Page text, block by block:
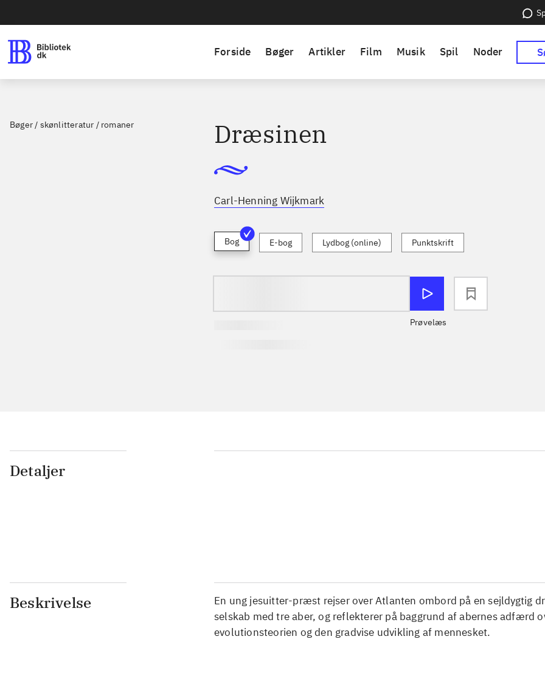
Forside Bøger Artikler Film Musik Spil Noder
Bøger / skønlitteratur / romaner Dræsinen
Carl-Henning Wijkmark
Bog E-bog Lydbog (online) Punktskrift
Prøvelæs
Detaljer
Beskrivelse
En ung jesuitter-præst rejser over Atlanten ombord på en sejldygtig
selskab med tre aber, og reflekterer på baggrund af abernes adfærd
evolutionsteorien og den gradvise udvikling af mennesket.